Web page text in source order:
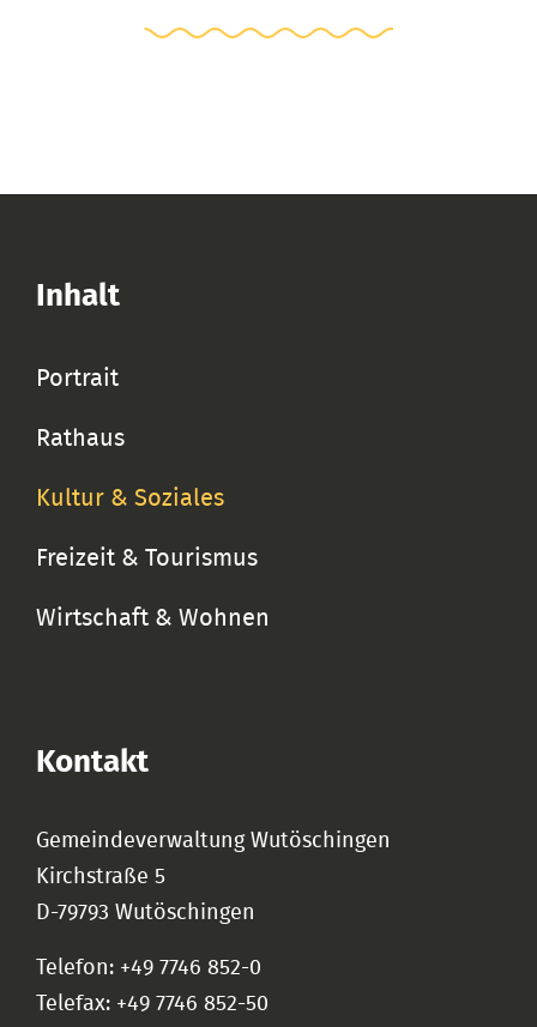
Inhalt
Portrait
Rathaus
Kultur & Soziales
Freizeit & Tourismus
Wirtschaft & Wohnen
Kontakt
Gemeindeverwaltung Wutöschingen
Kirchstraße 5
D-79793 Wutöschingen
Telefon: +49 7746 852-0
Telefax: +49 7746 852-50